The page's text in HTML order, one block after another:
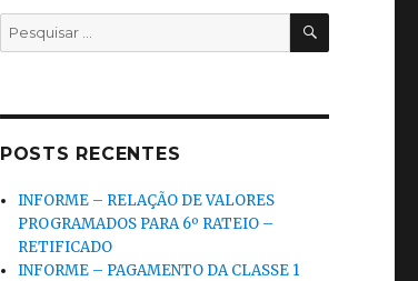
POSTS RECENTES
INFORME – RELAÇÃO DE VALORES
PROGRAMADOS PARA 6º RATEIO –
RETIFICADO
INFORME – PAGAMENTO DA CLASSE 1